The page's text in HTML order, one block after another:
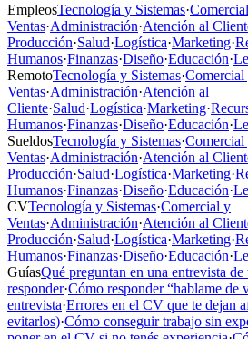
EmpleosTecnología y Sistemas·
Ventas·Administración·Atención al
Producción·Salud·Logística·Marketing·
Humanos·Finanzas·Diseño·Educación·
RemotoTecnología y Sistemas·Comercial
Ventas·Administración·Atención al
Cliente·Salud·Logística·Marketing·
Humanos·Finanzas·Diseño·Educación·
SueldosTecnología y Sistemas·Comercial
Ventas·Administración·Atención al
Producción·Salud·Logística·Marketing·
Humanos·Finanzas·Diseño·Educación·
CVTecnología y Sistemas·Comercial y
Ventas·Administración·Atención al
Producción·Salud·Logística·Marketing·
Humanos·Finanzas·Diseño·Educación·
GuíasQué preguntan en una entrevista
responder·Cómo responder “hablame de
entrevista·Errores en el CV que te dejan
evitarlos)·Cómo conseguir trabajo sin